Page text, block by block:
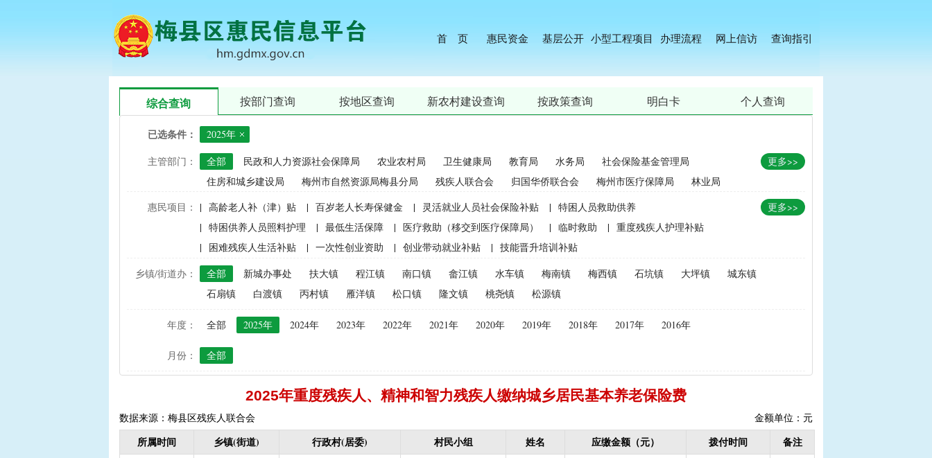
首 页 惠民资金 基层公开 小型工程项目 办理流程 网上信访 查询指引
综合查询 按部门查询 按地区查询 新农村建设查询 按政策查询 明白卡 个人查询
已选条件： 2025年
主管部门： 全部 民政和人力资源社会保障局 农业农村局 卫生健康局 教育局 水务局
社会保险基金管理局
住房和城乡建设局
梅州市自然资源局梅县分局 残疾人联合会 归国华侨联合会 梅州市医疗保障局 林业局
更多>>
惠民项目： | 高龄老人补（津）贴 | 百岁老人长寿保健金 | 灵活就业人员社会保险补贴 | 特困人员救助供养
| 特困供养人员照料护理 | 最低生活保障 | 医疗救助（移交到医疗保障局） | 临时救助 | 重度残疾人护理补贴
|
困难残疾人生活补贴 | 一次性创业资助 | 创业带动就业补贴 | 技能晋升培训补贴
| 建档立卡家庭经济困难学生精准资助（2021年秋季学期起不再实施） | 中等职业学校国家助学金 | 畜牧品种改良经费
中央财政水稻、玉米、小麦良种补贴（2015年更改为“耕地地力保护补贴”） | 屠宰环节病害猪无害化处理补助
农资综合直补及种粮直补（2015年更改为“耕地地力保护补贴”） | 优质后备母奶牛饲养补贴 |
政策性能繁母猪保险费补贴
| 禁渔渔民生产生活补助
| “两不具备”贫困村庄搬迁（已结束）
省定贫困村创建社会主义新农村示范村建设项目计划表
农村部分计划生育家庭奖励
接生员和赤脚医生生活困难补助资金
城镇独生子女父母计划生育奖励（2013年至2020年按季度公开）
| 计划生育手术并发症人员特别扶助 | 村卫生站医生补贴资金 | 计划生育家庭特别扶助
计划生育家庭特别扶助（2013年至2020年按季度公开） | 农村计划生育节育奖励（农村纯生二女结扎户奖励）
更多>>
乡镇/街道办： 全部 新城办事处 扶大镇 程江镇 南口镇 畲江镇 水车镇 梅南镇 梅西镇 石坑镇 大坪镇
城东镇
石扇镇
白渡镇 丙村镇 雁洋镇 松口镇 隆文镇 桃尧镇 松源镇
年度： 全部 2025年 2024年 2023年 2022年 2021年 2020年 2019年 2018年 2017年 2016年
月份： 全部
2025年重度残疾人、精神和智力残疾人缴纳城乡居民基本养老保险费
数据来源：梅县区残疾人联合会 金额单位：元
所属时间 乡镇(街道) 行政村(居委) 村民小组 姓名 应缴金额（元） 拨付时间 备注